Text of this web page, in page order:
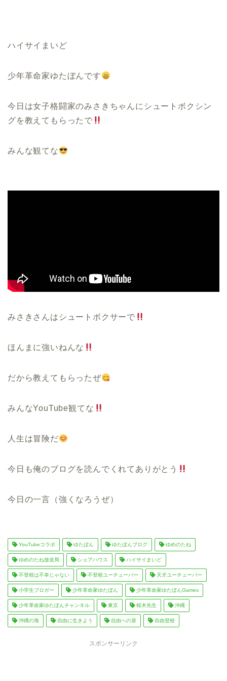
ハイサイまいど
少年革命家ゆたぼんです
今日は女子格闘家のみさきちゃんにシュートボクシン
グを教えてもらったで
みんな観てな
みさきさんはシュートボクサーで
ほんまに強いねんな
だから教えてもらったぜ
みんなYouTube観てな
人生は冒険だ
今日も俺のブログを読んでくれてありがとう
今日の一言（強くなろうぜ）
YouTubeコラボ ゆたぼん ゆたぼんブログ ゆめのたね
ゆめのたね放送局 シェアハウス ハイサイまいど
不登校は不幸じゃない 不登校ユーチューバー 天才ユーチューバー
小学生ブロガー 少年革命家ゆたぼん 少年革命家ゆたぼんGames
少年革命家ゆたぼんチャンネル 東京 桜木先生 沖縄
沖縄の海 自由に生きよう 自由への扉 自由登校
スポンサーリンク